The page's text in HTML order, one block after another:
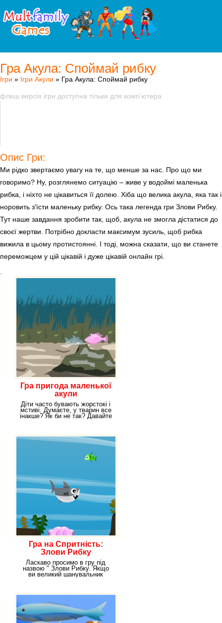
Гра Акула: Споймай рибку
Ігри » Ігри Акули » Гра Акула: Споймай рибку
флеш версія ігри доступна тільки для комп'ютера
Опис Гри:
Ми рідко звертаємо увагу на те, що менше за нас. Про що ми
говоримо? Ну, розглянемо ситуацію – живе у водоймі маленька
рибка, і ніхто не цікавиться її долею. Хіба що велика акула, яка так і
норовить з'їсти маленьку рибку. Ось така легенда гри Злови Рибку.
Тут наше завдання зробити так, щоб, акула не змогла дістатися до
своєї жертви. Потрібно докласти максимум зусиль, щоб рибка
вижила в цьому протистоянні. І тоді, можна сказати, що ви станете
переможцем у цій цікавій і дуже цікавій онлайн грі.
Гра пригода маленької
акули
Діти часто бувають жорстокі і
мстиві. Думаєте, у тварин все
інакше? Як би не так? Давайте
Гра на Спритність:
Злови Рибку
Ласкаво просимо в гру під
назвою " Злови Рибку. Якщо
ви великий шанувальник